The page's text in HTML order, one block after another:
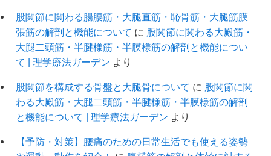
股関節に関わる腸腰筋・大腿直筋・恥骨筋・大腿筋膜
張筋の解剖と機能について に 股関節に関わる大殿筋・
大腿二頭筋・半腱様筋・半膜様筋の解剖と機能につい
て | 理学療法ガーデン より
股関節を構成する骨盤と大腿骨について に 股関節に関
わる大殿筋・大腿二頭筋・半腱様筋・半膜様筋の解剖
と機能について | 理学療法ガーデン より
【予防・対策】腰痛のための日常生活でも使える姿勢